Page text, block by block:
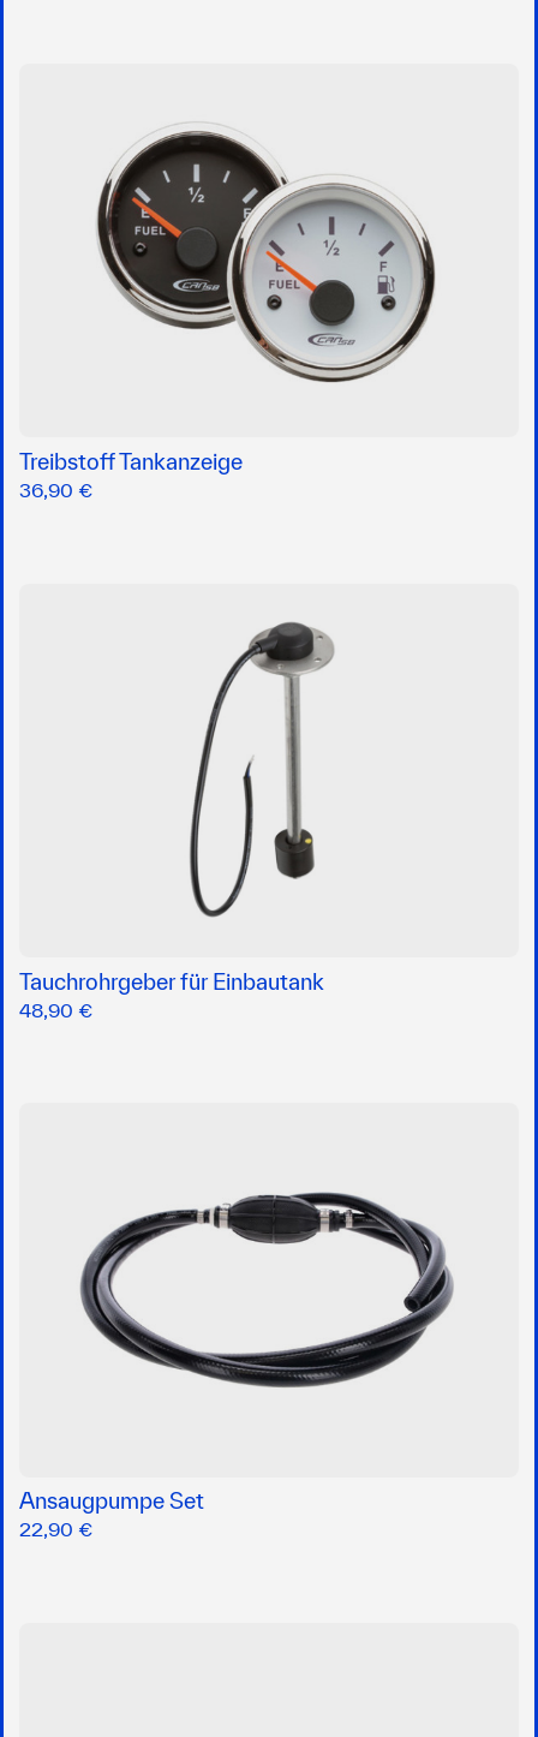
Treibstoff Tankanzeige
36,90 €
Tauchrohrgeber für Einbautank
48,90 €
Ansaugpumpe Set
22,90 €